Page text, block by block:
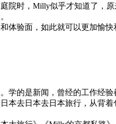
院时，Milly似乎才知道了，原
体验面，如此就可以更加愉快
学的是新闻，曾经的工作经验
本去日本去日本旅行，从背